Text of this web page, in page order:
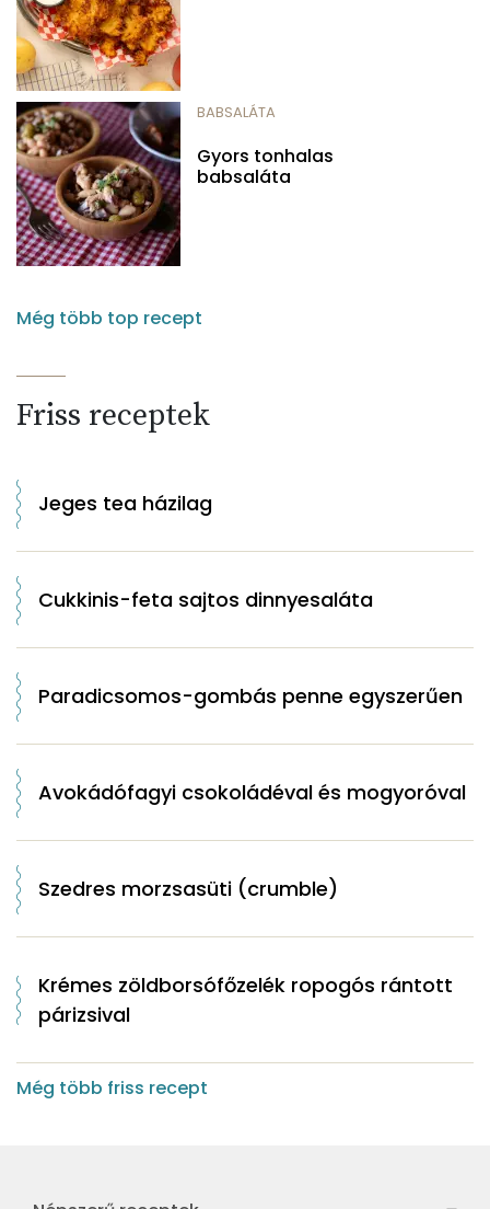
BABSALÁTA
Gyors tonhalas
babsaláta
Még több top recept
Friss receptek
Jeges tea házilag
Cukkinis-feta sajtos dinnyesaláta
Paradicsomos-gombás penne egyszerűen
Avokádófagyi csokoládéval és mogyoróval
Szedres morzsasüti (crumble)
Krémes zöldborsófőzelék ropogós rántott
párizsival
Még több friss recept